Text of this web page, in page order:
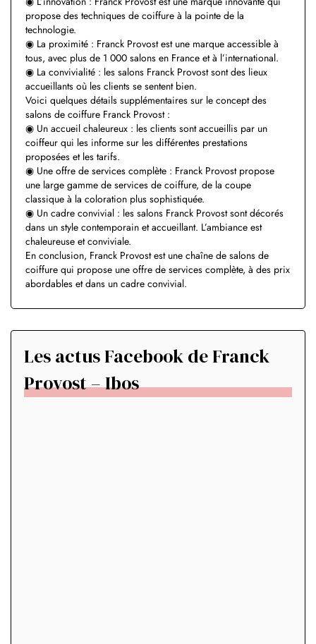
propose des techniques de coiffure à la pointe de la
technologie.
◉ La proximité : Franck Provost est une marque accessible à
tous, avec plus de 1 000 salons en France et à l’international.
◉ La convivialité : les salons Franck Provost sont des lieux
accueillants où les clients se sentent bien.
Voici quelques détails supplémentaires sur le concept des
salons de coiffure Franck Provost :
◉ Un accueil chaleureux : les clients sont accueillis par un
coiffeur qui les informe sur les différentes prestations
proposées et les tarifs.
◉ Une offre de services complète : Franck Provost propose
une large gamme de services de coiffure, de la coupe
classique à la coloration plus sophistiquée.
◉ Un cadre convivial : les salons Franck Provost sont décorés
dans un style contemporain et accueillant. L’ambiance est
chaleureuse et conviviale.
En conclusion, Franck Provost est une chaîne de salons de
coiffure qui propose une offre de services complète, à des prix
abordables et dans un cadre convivial.
Les actus Facebook de Franck
Provost – Ibos